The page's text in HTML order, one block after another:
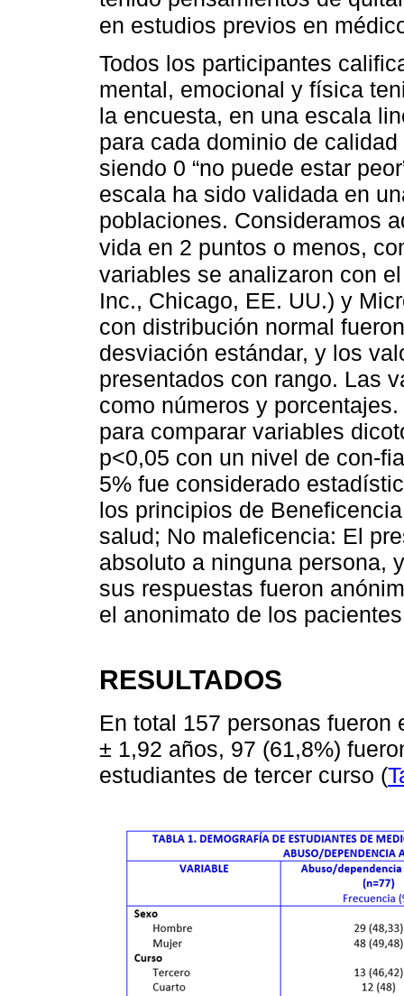
en estudios previos en
Todos los participantes
mental, emocional y física
la encuesta, en una escala
para cada dominio de
siendo 0 “no puede estar
escala ha sido validada en
poblaciones. Consideramos
vida en 2 puntos o menos,
variables se analizaron con
Inc., Chicago, EE. UU.) y
con distribución normal
desviación estándar, y los
presentados con rango. Las
como números y
para comparar variables
p˂0,05 con un nivel de con-
5% fue considerado
los principios de
salud; No maleficencia: El
absoluto a ninguna persona,
sus respuestas fueron
el anonimato de los
RESULTADOS
En total 157 personas
± 1,92 años, 97 (61,8%)
estudiantes de tercer curso (